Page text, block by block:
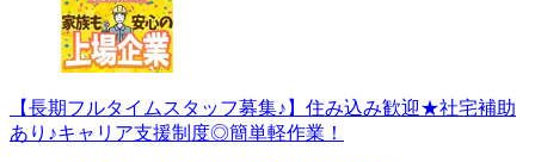
【長期フルタイムスタッフ募集♪】住み込み歓迎★社宅補助
あり♪キャリア支援制度◎簡単軽作業！